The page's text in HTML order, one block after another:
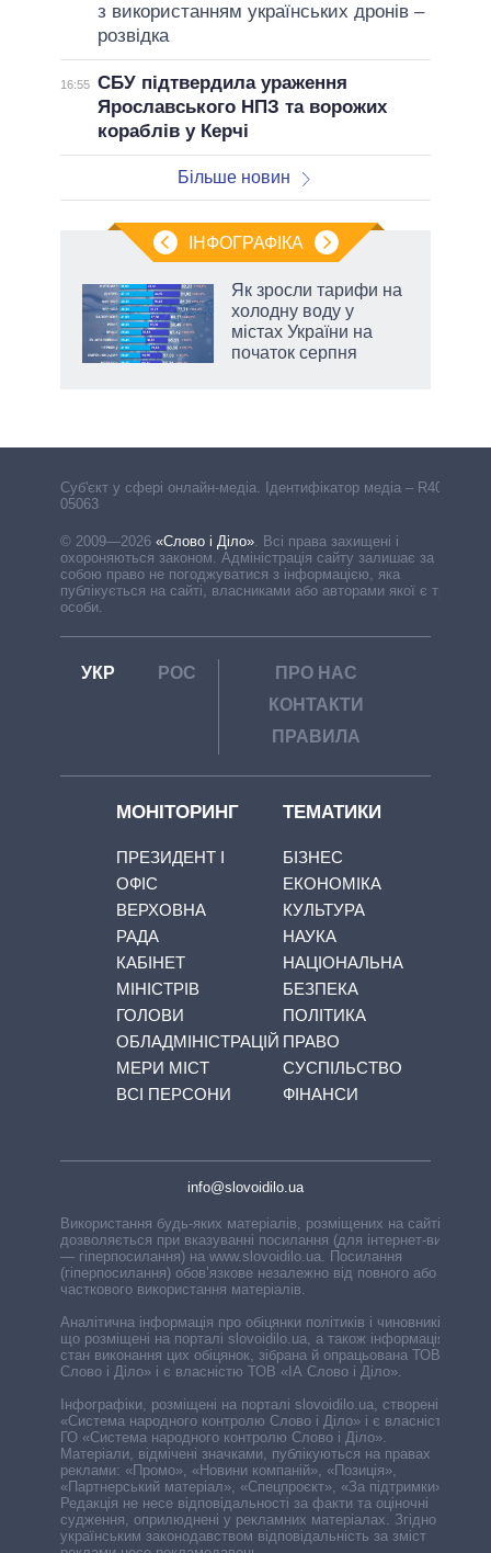
з використанням українських дронів –
розвідка
16:55 СБУ підтвердила ураження
Ярославського НПЗ та ворожих
кораблів у Керчі
Більше новин
ІНФОГРАФІКА
Як зросли тарифи на
холодну воду у
містах України на
початок серпня
Cуб'єкт у сфері онлайн-медіа. Ідентифікатор медіа – R40-
05063
© 2009—2026 «Слово і Діло». Всі права захищені і
охороняються законом. Адміністрація сайту залишає за
собою право не погоджуватися з інформацією, яка
публікується на сайті, власниками або авторами якої є треті
особи.
УКР РОС
ПРО НАС
КОНТАКТИ
ПРАВИЛА
МОНІТОРИНГ
ПРЕЗИДЕНТ І
ОФІС
ВЕРХОВНА
РАДА
КАБІНЕТ
МІНІСТРІВ
ГОЛОВИ
ОБЛАДМІНІСТРАЦІЙ
МЕРИ МІСТ
ВСІ ПЕРСОНИ
ТЕМАТИКИ
БІЗНЕС
ЕКОНОМІКА
КУЛЬТУРА
НАУКА
НАЦІОНАЛЬНА
БЕЗПЕКА
ПОЛІТИКА
ПРАВО
СУСПІЛЬСТВО
ФІНАНСИ
info@slovoidilo.ua
Використання будь-яких матеріалів, розміщених на сайті,
дозволяється при вказуванні посилання (для інтернет-видань
— гіперпосилання) на www.slovoidilo.ua. Посилання
(гіперпосилання) обов’язкове незалежно від повного або
часткового використання матеріалів.
Аналітична інформація про обіцянки політиків і чиновників,
що розміщені на порталі slovoidilo.ua, а також інформація про
стан виконання цих обіцянок, зібрана й опрацьована ТОВ «ІА
Слово і Діло» і є власністю ТОВ «ІА Слово і Діло».
Інфографіки, розміщені на порталі slovoidilo.ua, створені ГО
«Система народного контролю Слово і Діло» і є власністю
ГО «Система народного контролю Слово і Діло».
Матеріали, відмічені значками, публікуються на правах
реклами: «Промо», «Новини компаній», «Позиція»,
«Партнерський матеріал», «Спецпроєкт», «За підтримки».
Редакція не несе відповідальності за факти та оціночні
судження, оприлюднені у рекламних матеріалах. Згідно з
українським законодавством відповідальність за зміст